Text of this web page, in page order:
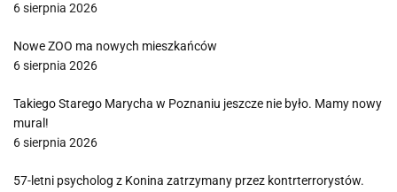
6 sierpnia 2026
Nowe ZOO ma nowych mieszkańców
6 sierpnia 2026
Takiego Starego Marycha w Poznaniu jeszcze nie było. Mamy nowy
mural!
6 sierpnia 2026
57-letni psycholog z Konina zatrzymany przez kontrterrorystów.